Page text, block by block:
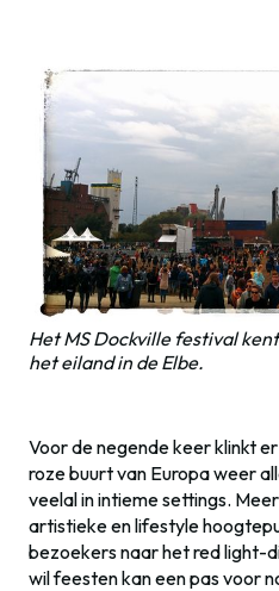
Het MS Dockville festival
het eiland in de Elbe.
Voor de negende keer klinkt
roze buurt van Europa weer
veelal in intieme settings.
artistieke en lifestyle
bezoekers naar het red light-
wil feesten kan een pas voor